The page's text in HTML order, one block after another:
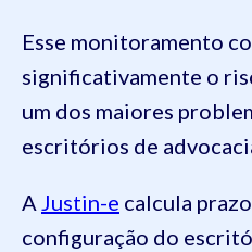
Esse monitoramento
significativamente o
um dos maiores
escritórios de
A Justin-e calcula
configuração do